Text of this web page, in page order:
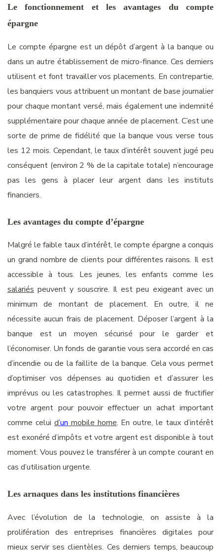
Le fonctionnement et les avantages du compte
épargne
Le compte épargne est un dépôt d’argent à la banque ou
dans un autre établissement de micro-finance. Ces derniers
utilisent et fonttravailler vos placements. Encontrepartie,
les banquiers vous attribuent un montant de base journalier
pour chaque montant versé, mais également une indemnité
supplémentaire pour chaque année de placement. C’est une
sorte de prime de fidélité que la banque vous verse tous
les 12 mois. Cependant, le taux d’intérêt souvent jugépeu
conséquent (environ 2 % de la capitale totale) n’encourage
pas les gens à placerleur argent dans les instituts
financiers.
Les avantages du compte d’épargne
Malgré le faible taux d’intérêt, le compte épargne a conquis
un grand nombre de clients pour différentes raisons. Il est
accessible à tous. Les jeunes, les enfants comme les
salariés peuvent y souscrire. Il est peu exigeant avec un
minimumde montant de placement. En outre, il ne
nécessiteaucun frais de placement. Déposer l’argent à la
banque est un moyen sécurisé pour legarder et
l’économiser. Un fonds de garantie vous sera accordé en cas
d’incendie ou de la faillite de la banque. Cela vous permet
d’optimiser vos dépenses au quotidien et d’assurer les
imprévus ou les catastrophes. Il permet aussi de fructifier
votre argent pour pouvoireffectuerun achat important
comme celui d’un mobile home. En outre,le taux d’intérêt
est exonéré d’impôts etvotre argent est disponible à tout
moment.Vous pouvezle transférer à un compte couranten
cas d’utilisation urgente.
Les arnaques dans les institutions financières
Avec l’évolution de la technologie, on assiste à la
prolifération des entreprises financières digitales pour
mieux servir ses clientèles. Ces derniers temps, beaucoup